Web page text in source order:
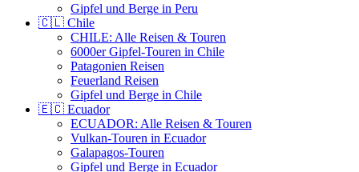
Gipfel und Berge in Peru
🇨🇱 Chile
CHILE: Alle Reisen & Touren
6000er Gipfel-Touren in Chile
Patagonien Reisen
Feuerland Reisen
Gipfel und Berge in Chile
🇪🇨 Ecuador
ECUADOR: Alle Reisen & Touren
Vulkan-Touren in Ecuador
Galapagos-Touren
Gipfel und Berge in Ecuador